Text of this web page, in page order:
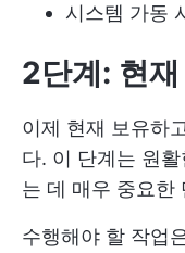
시스템 가동
2단계: 현
이제 현재 보유하
다. 이 단계는 원
는 데 매우 중요한
수행해야 할 작업